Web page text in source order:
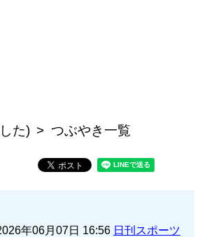
た) つぶやき一覧
年06月07日 16:56 日刊スポーツ